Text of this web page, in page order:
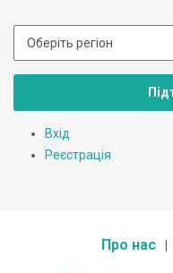
Вхід
Реєстрація
Про нас